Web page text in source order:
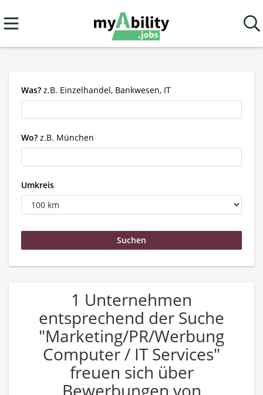
Was? z.B. Einzelhandel, Bankwesen, IT
Wo? z.B. München
Umkreis
1 Unternehmen
entsprechend der Suche
"Marketing/PR/Werbung
Computer / IT Services"
freuen sich über
Bewerbungen von